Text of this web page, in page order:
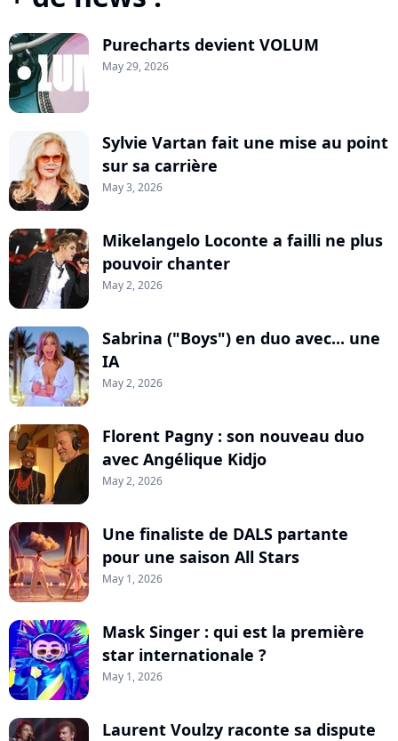
Purecharts devient VOLUM
May 29, 2026
Sylvie Vartan fait une mise au point
sur sa carrière
May 3, 2026
Mikelangelo Loconte a failli ne plus
pouvoir chanter
May 2, 2026
Sabrina ("Boys") en duo avec... une
IA
May 2, 2026
Florent Pagny : son nouveau duo
avec Angélique Kidjo
May 2, 2026
Une finaliste de DALS partante
pour une saison All Stars
May 1, 2026
Mask Singer : qui est la première
star internationale ?
May 1, 2026
Laurent Voulzy raconte sa dispute